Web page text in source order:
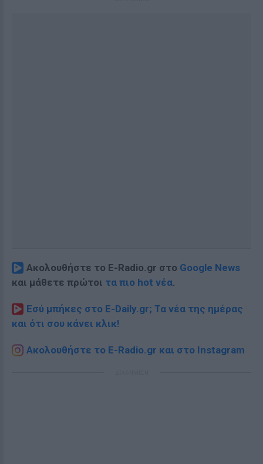
Ακολουθήστε το E-Radio.gr στο Google News
και μάθετε πρώτοι τα πιο hot νέα.
Εσύ μπήκες στο E-Daily.gr; Τα νέα της ημέρας
και ότι σου κάνει κλικ!
Ακολουθήστε το E-Radio.gr και στο Instagram